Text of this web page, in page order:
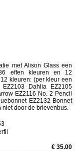
met Alison Glass een
effen kleuren en 12
kleuren: (per kleur een
Dahlia EZ2105
EZ2116 No. 2 Pencil
EZ2132 Bonnet
niet door de brievenbus.
€ 35.00